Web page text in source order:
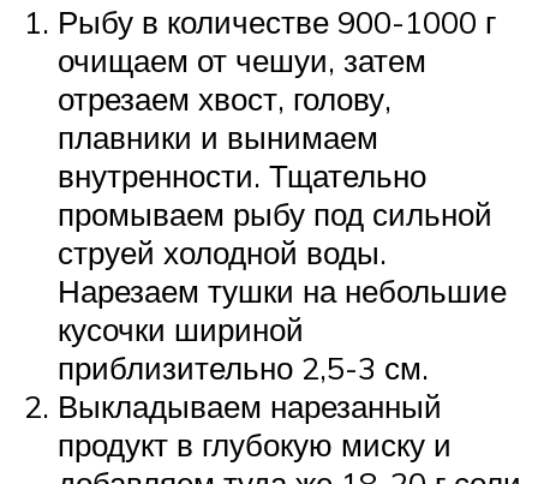
Рыбу в количестве 900-1000 г
очищаем от чешуи, затем
отрезаем хвост, голову,
плавники и вынимаем
внутренности. Тщательно
промываем рыбу под сильной
струей холодной воды.
Нарезаем тушки на небольшие
кусочки шириной
приблизительно 2,5-3 см.
Выкладываем нарезанный
продукт в глубокую миску и